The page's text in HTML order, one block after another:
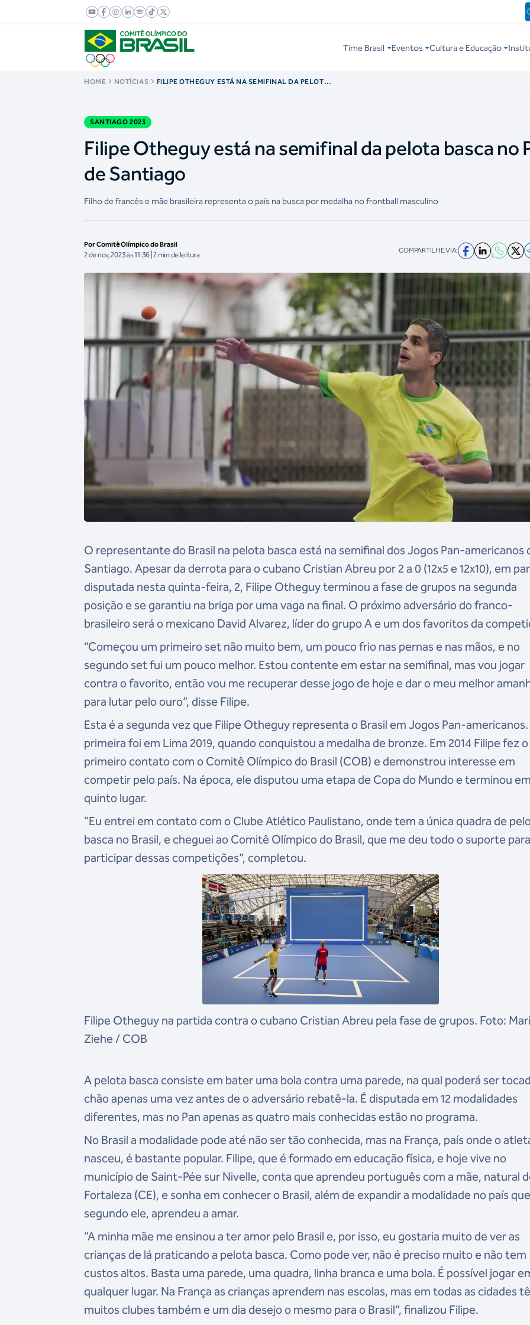
Time Brasil Eventos Cultura e Educação
HOME NOTÍCIAS
FILIPE OTHEGUY ESTÁ NA SEMIFINAL DA PELOTA
SANTIAGO 2023
Filipe Otheguy está na semifinal da pelota basca no
de Santiago
Filho de francês e mãe brasileira representa o país na busca por medalha no frontball masculino
Por Comitê Olímpico do Brasil
2 de nov, 2023 às 11:36 | 2 min de leitura COMPARTILHE VIA:
O representante do Brasil na pelota basca está na semifinal dos Jogos Pan-americanos
Santiago. Apesar da derrota para o cubano Cristian Abreu por 2 a 0 (12x5 e 12x10), em
disputada nesta quinta-feira, 2, Filipe Otheguy terminou a fase de grupos na segunda
posição e se garantiu na briga por uma vaga na final. O próximo adversário do franco-
brasileiro será o mexicano David Alvarez, líder do grupo A e um dos favoritos da
“Começou um primeiro set não muito bem, um pouco frio nas pernas e nas mãos, e no
segundo set fui um pouco melhor. Estou contente em estar na semifinal, mas vou jogar
contra o favorito, então vou me recuperar desse jogo de hoje e dar o meu melhor
para lutar pelo ouro”, disse Filipe.
Esta é a segunda vez que Filipe Otheguy representa o Brasil em Jogos Pan-
primeira foi em Lima 2019, quando conquistou a medalha de bronze. Em 2014 Filipe fez o
primeiro contato com o Comitê Olímpico do Brasil (COB) e demonstrou interesse em
competir pelo país. Na época, ele disputou uma etapa de Copa do Mundo e terminou em
quinto lugar.
“Eu entrei em contato com o Clube Atlético Paulistano, onde tem a única quadra de
basca no Brasil, e cheguei ao Comitê Olímpico do Brasil, que me deu todo o suporte para
participar dessas competições”, completou.
Filipe Otheguy na partida contra o cubano Cristian Abreu pela fase de grupos. Foto:
Ziehe / COB
A pelota basca consiste em bater uma bola contra uma parede, na qual poderá ser
chão apenas uma vez antes de o adversário rebatê-la. É disputada em 12 modalidades
diferentes, mas no Pan apenas as quatro mais conhecidas estão no programa.
No Brasil a modalidade pode até não ser tão conhecida, mas na França, país onde o
nasceu, é bastante popular. Filipe, que é formado em educação física, e hoje vive no
município de Saint-Pée sur Nivelle, conta que aprendeu português com a mãe, natural
Fortaleza (CE), e sonha em conhecer o Brasil, além de expandir a modalidade no país
segundo ele, aprendeu a amar.
“A minha mãe me ensinou a ter amor pelo Brasil e, por isso, eu gostaria muito de ver as
crianças de lá praticando a pelota basca. Como pode ver, não é preciso muito e não tem
custos altos. Basta uma parede, uma quadra, linha branca e uma bola. É possível jogar
qualquer lugar. Na França as crianças aprendem nas escolas, mas em todas as cidades
muitos clubes também e um dia desejo o mesmo para o Brasil”, finalizou Filipe.